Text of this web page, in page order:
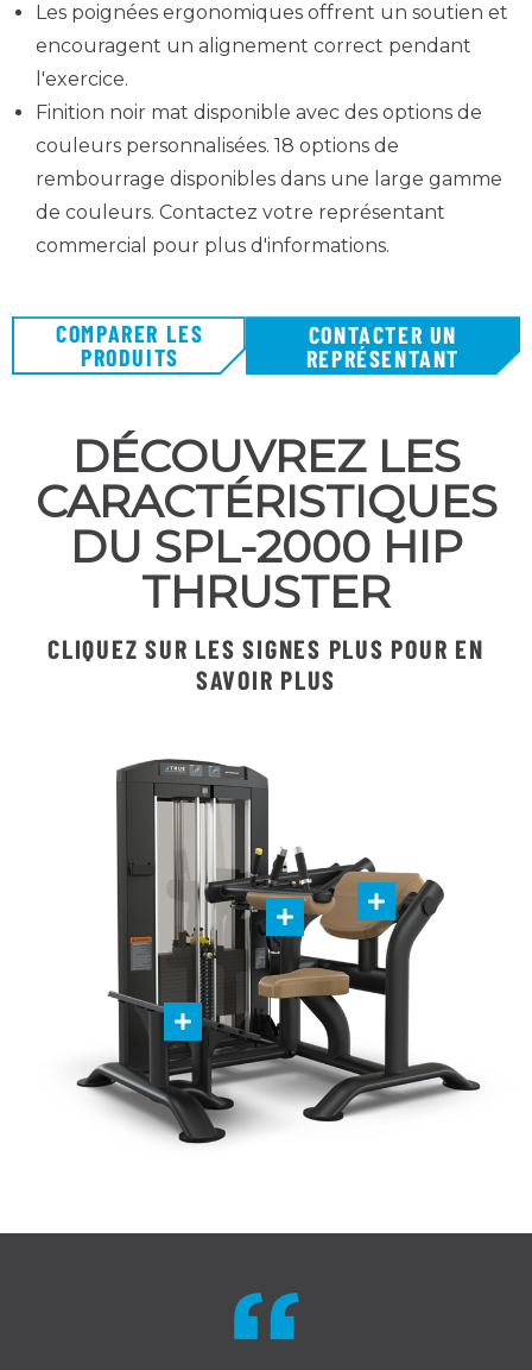
Les poignées ergonomiques offrent un soutien et
encouragent un alignement correct pendant
l'exercice.
Finition noir mat disponible avec des options de
couleurs personnalisées. 18 options de
rembourrage disponibles dans une large gamme
de couleurs. Contactez votre représentant
commercial pour plus d'informations.
COMPARER LES
PRODUITS
CONTACTER UN
REPRÉSENTANT
DÉCOUVREZ LES
CARACTÉRISTIQUES
DU SPL-2000 HIP
THRUSTER
CLIQUEZ SUR LES SIGNES PLUS POUR EN
SAVOIR PLUS